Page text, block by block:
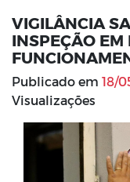
VIGILÂNCIA
INSPEÇÃO EM
Publicado em 18/
Visualizações